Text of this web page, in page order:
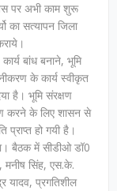
पर अभी काम शुरू
का सत्यापन जिला
बांध बनाने, भूमि
के कार्य स्वीकृत
है। भूमि संरक्षण
करने के लिए शासन से
हो गयी है।
बैठक में सीडीओ डॉ0
मनीष सिंह, एस.के.
यादव, प्रगतिशील